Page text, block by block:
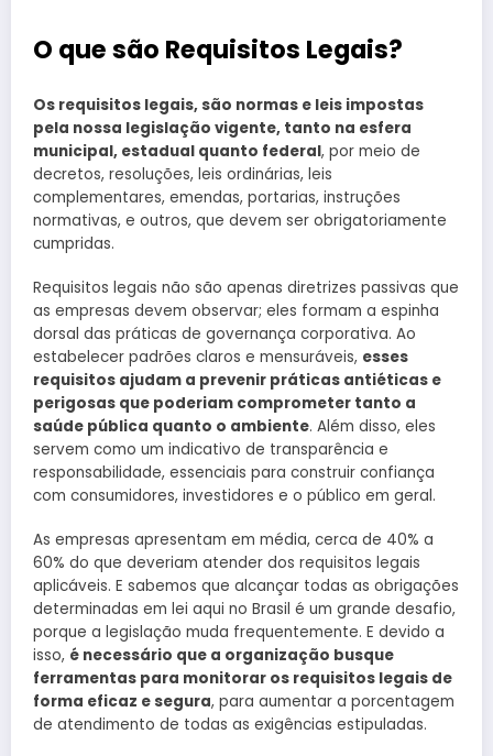
O que são Requisitos Legais?
Os requisitos legais, são normas e leis impostas
pela nossa legislação vigente, tanto na esfera
municipal, estadual quanto federal, por meio de
decretos, resoluções, leis ordinárias, leis
complementares, emendas, portarias, instruções
normativas, e outros, que devem ser obrigatoriamente
cumpridas.
Requisitos legais não são apenas diretrizes passivas que
as empresas devem observar; eles formam a espinha
dorsal das práticas de governança corporativa. Ao
estabelecer padrões claros e mensuráveis, esses
requisitos ajudam a prevenir práticas antiéticas e
perigosas que poderiam comprometer tanto a
saúde pública quanto o ambiente. Além disso, eles
servem como um indicativo de transparência e
responsabilidade, essenciais para construir confiança
com consumidores, investidores e o público em geral.
As empresas apresentam em média, cerca de 40% a
60% do que deveriam atender dos requisitos legais
aplicáveis. E sabemos que alcançar todas as obrigações
determinadas em lei aqui no Brasil é um grande desafio,
porque a legislação muda frequentemente. E devido a
isso, é necessário que a organização busque
ferramentas para monitorar os requisitos legais de
forma eficaz e segura, para aumentar a porcentagem
de atendimento de todas as exigências estipuladas.